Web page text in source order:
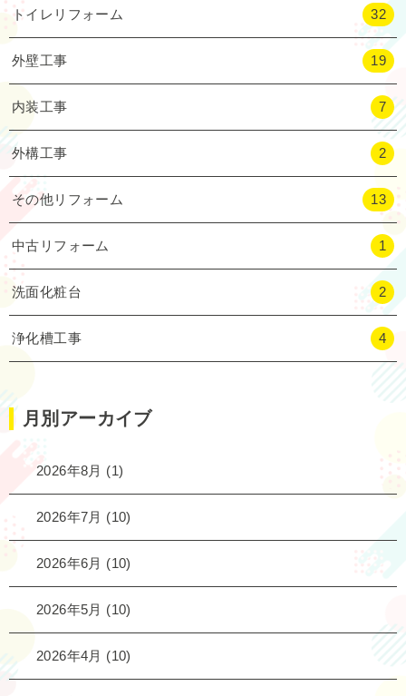
トイレリフォーム 32
外壁工事 19
内装工事 7
外構工事 2
その他リフォーム 13
中古リフォーム 1
洗面化粧台 2
浄化槽工事 4
月別アーカイブ
2026年8月 (1)
2026年7月 (10)
2026年6月 (10)
2026年5月 (10)
2026年4月 (10)